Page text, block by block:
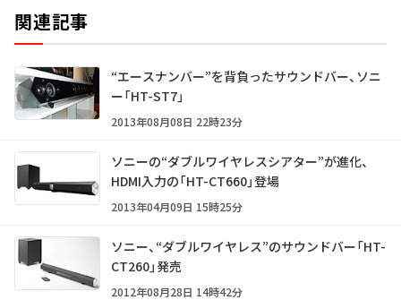
関連記事
“エースナンバー”を背負ったサウンドバー、ソニ
ー「HT-ST7」
2013年08月08日 22時23分
ソニーの“ダブルワイヤレスシアター”が進化、
HDMI入力の「HT-CT660」登場
2013年04月09日 15時25分
ソニー、“ダブルワイヤレス”のサウンドバー「HT-
CT260」発売
2012年08月28日 14時42分